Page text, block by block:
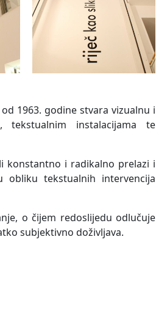
1963. godine stvara vizualnu i
tekstualnim instalacijama te
konstantno i radikalno prelazi i
tekstualnih intervencija
o čijem redoslijedu odlučuje
subjektivno doživljava.